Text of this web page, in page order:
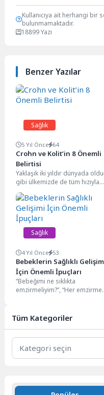
Kullanıcıya ait herhangi
bulunmamaktadır.
18899 Yazı
Benzer Yazılar
Sağlık
5 Yıl Önce 64
Crohn ve Kolit’in 8 Önemli
Belirtisi
Yaklaşık iki yıldır dünyada
gibi ülkemizde de tüm hızıyla
devam eden Covid-19
pandemisi sürecinde,...
Sağlık
4 Yıl Önce 53
Bebeklerin Sağlıklı
İçin Önemli İpuçları
“Bebeğimi ne sıklıkta
emzirmeliyim?”, “Her emzirme
yatış...
Tüm Kategoriler
Tüm
Kategoriler